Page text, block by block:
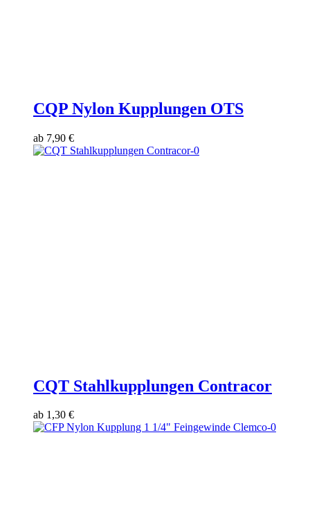
CQP Nylon Kupplungen OTS
ab 7,90 €
CQT Stahlkupplungen Contracor
ab 1,30 €